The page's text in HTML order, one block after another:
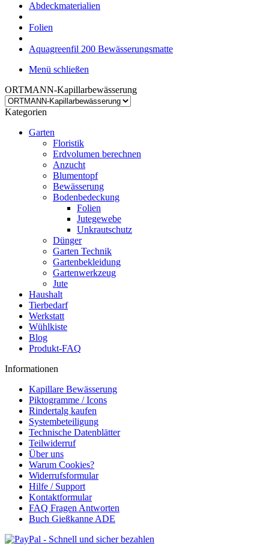
Abdeckmaterialien
Folien
Aquagreenfil 200 Bewässerungsmatte
Menü schließen
ORTMANN-Kapillarbewässerung
Kategorien
Garten
Floristik
Erdvolumen berechnen
Anzucht
Blumentopf
Bewässerung
Bodenbedeckung
Folien
Jutegewebe
Unkrautschutz
Dünger
Garten Technik
Gartenbekleidung
Gartenwerkzeug
Jute
Haushalt
Tierbedarf
Werkstatt
Wühlkiste
Blog
Produkt-FAQ
Informationen
Kapillare Bewässerung
Piktogramme / Icons
Rindertalg kaufen
Systembeteiligung
Technische Datenblätter
Teilwiderruf
Über uns
Warum Cookies?
Widerrufsformular
Hilfe / Support
Kontaktformular
FAQ Fragen Antworten
Buch Gießkanne ADE